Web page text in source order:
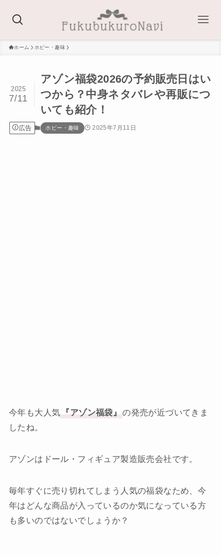
ホーム ホビー・趣味
アゾン福袋2026の予約販売日はい
つから？中身ネタバレや再販につ
いても紹介！
2025
7/11
広告 ホビー・趣味 2025年7月11日
今年も大人気 『アゾン福袋』 の発売が近づいてきま
したね。
アゾンはドール・フィギュア製造販売会社です。
毎年すぐに売り切れてしまう人気の福袋なため、今
年はどんな商品が入っているのか気になっている方
も多いのではないでしょうか？